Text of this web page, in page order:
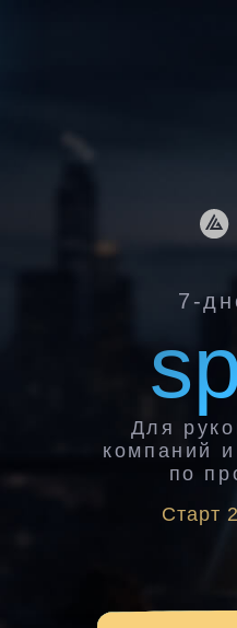
Для
компаний
по
7-
Старт